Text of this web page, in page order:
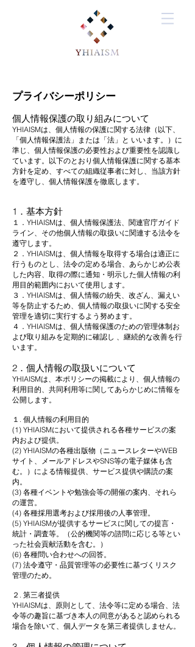
プライバシーポリシー
個人情報保護の取り組みについて
YHIAISMは、個人情報の保護に関する法律（以下、
「個人情報保護法」または「法」と いいます。）に
準じ、個人情報保護の必要性および重要性を認識し
ています。以下のとおり個人情報保護に関する基本
方針を定め、すべての組織従事者に対し、当該方針
を遵守し、個人情報保護を徹底します。
1．基本方針
１．YHIAISMは、個人情報保護法、関連官庁ガイド
ライン、その他個人情報の取扱いに関連する法令を
遵守します。
２．YHIAISMは、個人情報を取得する場合は適正に
行うものとし、法令の定める場合、あらかじめ公表
した内容、取得の際に通知・明示した個人情報の利
用目的範囲内において使用します。
３．YHIAISMは、個人情報の紛失、改ざん、漏えい
等を防止するため、個人情報の取扱いに関する安全
管理を適切に実行するよう努めます。
４．YHIAISMは、個人情報保護のための管理体制お
よび取り組みを定期的に確認し 、継続的な改善を行
います。
2．個人情報の取扱いについて
YHIAISMは、本ポリシーの掲載により、個人情報の
利用目的、共同利用等に関してあらかじめに情報を
公開します。
１. 個人情報の利用目的
(1) YHIAISMにおいて提供される各種サービスの案
内および提供。
(2) YHIAISMの各種出版物（ニュースレターやWEB
サイト、メールアドレスやSNS等の電子媒体も含
む。）による情報提供、サービス提供や購読の案
内。
(3) 各種イベントや勉強会等の開催の案内、それら
の運営。
(4) 各種採用選考および採用後の人事管理。
(5) YHIAISMが提供するサービスに関しての提言・
統計・調査等。（公的機関等の諮問に応じる等とい
った社会貢献活動を含む。）
(6) 各種問い合わせへの回答。
(7) 法令遵守・品質管理等の必要性に基づくリスク
管理のため。
２. 第三者提供
YHIAISMは、原則として、法令等に定める場合、法
令等の趣旨に基づき本人の同意があると認められる
場合を除いて、個人データを第三者提供しません。